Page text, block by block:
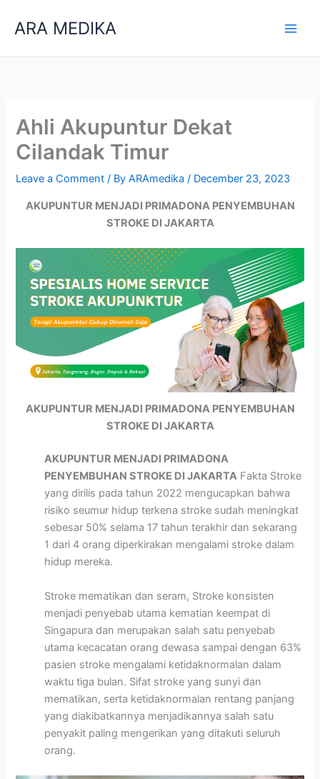
ARA MEDIKA
Ahli Akupuntur Dekat
Cilandak Timur
Leave a Comment / ByARAmedika/ December 23, 2023
AKUPUNTUR MENJADI PRIMADONA PENYEMBUHAN
STROKE DI JAKARTA
AKUPUNTUR MENJADI PRIMADONA PENYEMBUHAN
STROKE DI JAKARTA
AKUPUNTUR MENJADI PRIMADONA
PENYEMBUHAN STROKE DI JAKARTA Fakta Stroke
yang dirilis pada tahun 2022 mengucapkan bahwa
risiko seumur hidup terkena stroke sudah meningkat
sebesar 50% selama 17 tahun terakhir dan sekarang
1 dari 4 orang diperkirakan mengalami stroke dalam
hidup mereka.
Stroke mematikan dan seram, Stroke konsisten
menjadi penyebab utama kematian keempat di
Singapura dan merupakan salah satu penyebab
utama kecacatan orang dewasa sampai dengan 63%
pasien stroke mengalami ketidaknormalan dalam
waktu tiga bulan. Sifat stroke yang sunyi dan
mematikan, serta ketidaknormalan rentang panjang
yang diakibatkannya menjadikannya salah satu
penyakit paling mengerikan yang ditakuti seluruh
orang.